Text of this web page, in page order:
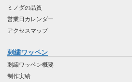
ミノダの品質
営業日カレンダー
アクセスマップ
刺繍ワッペン
刺繍ワッペン概要
制作実績